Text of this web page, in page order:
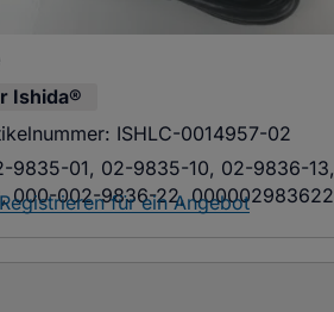
Ishida®
ISHLC-0014957-02
9835-01, 02-9835-10, 02-9836-13,
000-002-9836-22, 000002983622
für ein Angebot